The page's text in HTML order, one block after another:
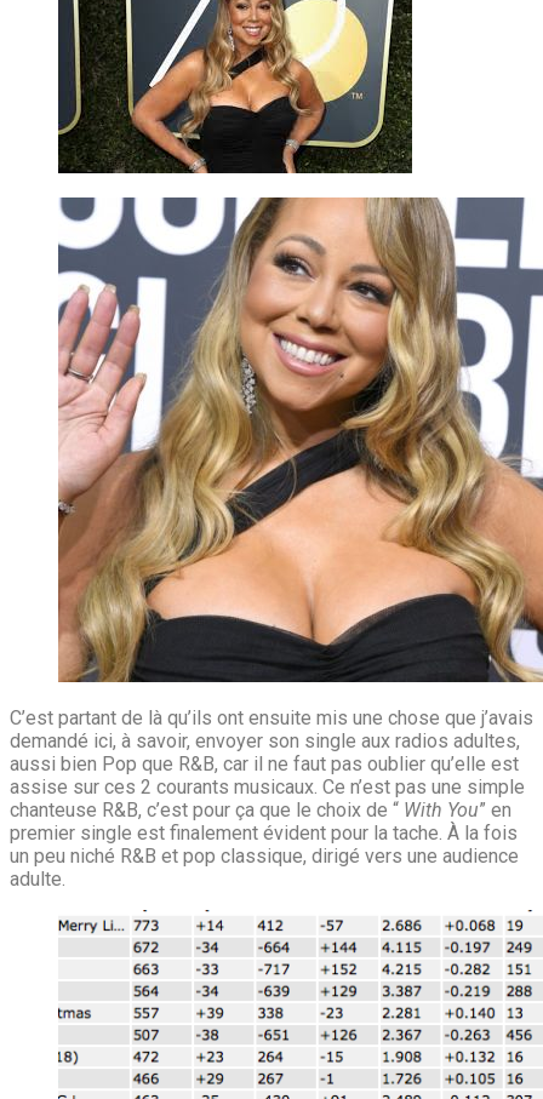
C’est partant de là qu’ils ont ensuite mis une chose que j’avais
demandé ici, à savoir, envoyer son single aux radios adultes,
aussi bien Pop que R&B, car il ne faut pas oublier qu’elle est
assise sur ces 2 courants musicaux. Ce n’est pas une simple
chanteuse R&B, c’est pour ça que le choix de “ With You” en
premier single est finalement évident pour la tache. À la fois
un peu niché R&B et pop classique, dirigé vers une audience
adulte.